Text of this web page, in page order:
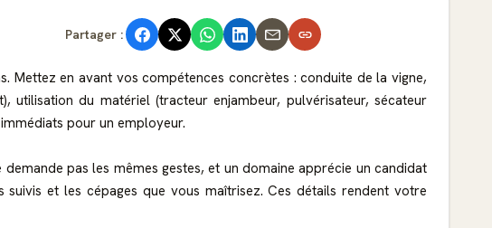
Partager :
Mettez en avant vos compétences concrètes : conduite de la vigne,
du matériel (tracteur enjambeur, pulvérisateur, sécateur
pour un employeur.
pas les mêmes gestes, et un domaine apprécie un candidat
et les cépages que vous maîtrisez. Ces détails rendent votre